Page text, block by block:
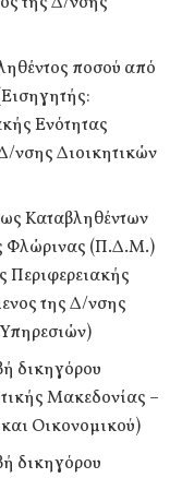
ποσού από
Ενότητας
νσης Διοικητικών
Καταβληθέντων
Φλώρινας (Π.Δ.Μ.)
Περιφερειακής
της Δ/νσης
δικηγόρου
Μακεδονίας –
Οικονομικού)
δικηγόρου